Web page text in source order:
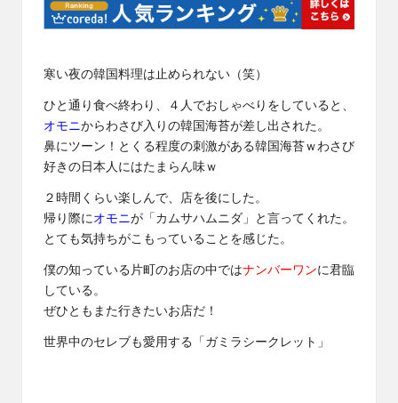
寒い夜の韓国料理は止められない（笑）
ひと通り食べ終わり、４人でおしゃべりをしていると、
オモニからわさび入りの韓国海苔が差し出された。
鼻にツーン！とくる程度の刺激がある韓国海苔ｗわさび
好きの日本人にはたまらん味ｗ
２時間くらい楽しんで、店を後にした。
帰り際にオモニが「カムサハムニダ」と言ってくれた。
とても気持ちがこもっていることを感じた。
僕の知っている片町のお店の中ではナンバーワンに君臨
している。
ぜひともまた行きたいお店だ！
世界中のセレブも愛用する「ガミラシークレット」